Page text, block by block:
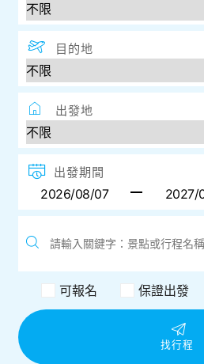
目的地
出發地
出發期間
可報名 保證出發
找行程